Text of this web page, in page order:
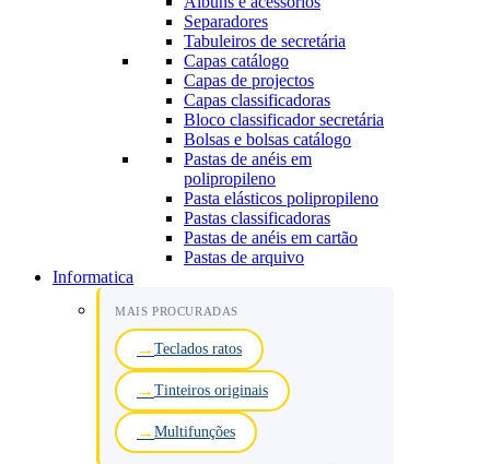
Separadores
Tabuleiros de secretária
Capas catálogo
Capas de projectos
Capas classificadoras
Bloco classificador secretária
Bolsas e bolsas catálogo
Pastas de anéis em
polipropileno
Pasta elásticos polipropileno
Pastas classificadoras
Pastas de anéis em cartão
Pastas de arquivo
Informatica
MAIS PROCURADAS
Teclados ratos
Tinteiros originais
Multifunções